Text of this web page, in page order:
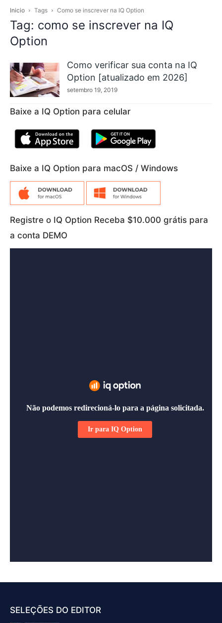
Inicio Tags Como se inscrever na IQ Option
Tag: como se inscrever na IQ
Option
Como verificar sua conta na IQ
Option [atualizado em 2026]
setembro 19, 2019
Baixe a IQ Option para celular
Baixe a IQ Option para macOS / Windows
Registre o IQ Option Receba $10.000 grátis para
a conta DEMO
SELEÇÕES DO EDITOR